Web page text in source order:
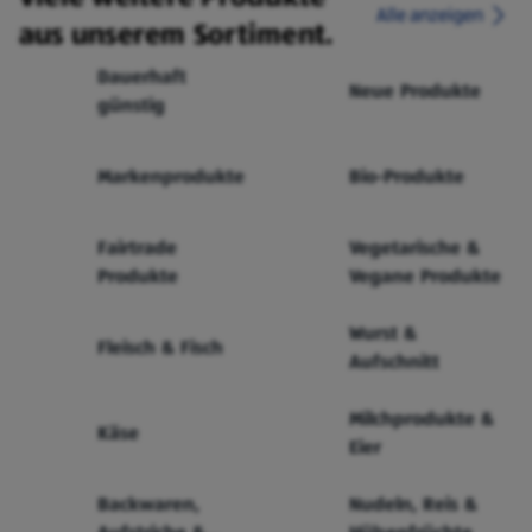
aus unserem Sortiment.
Alle anzeigen
Dauerhaft
günstig
Neue Produkte
Markenprodukte Bio-Produkte
Fairtrade
Produkte
Vegetarische &
Vegane Produkte
Fleisch & Fisch
Wurst &
Aufschnitt
Käse
Milchprodukte &
Eier
Backwaren,
Nudeln, Reis &